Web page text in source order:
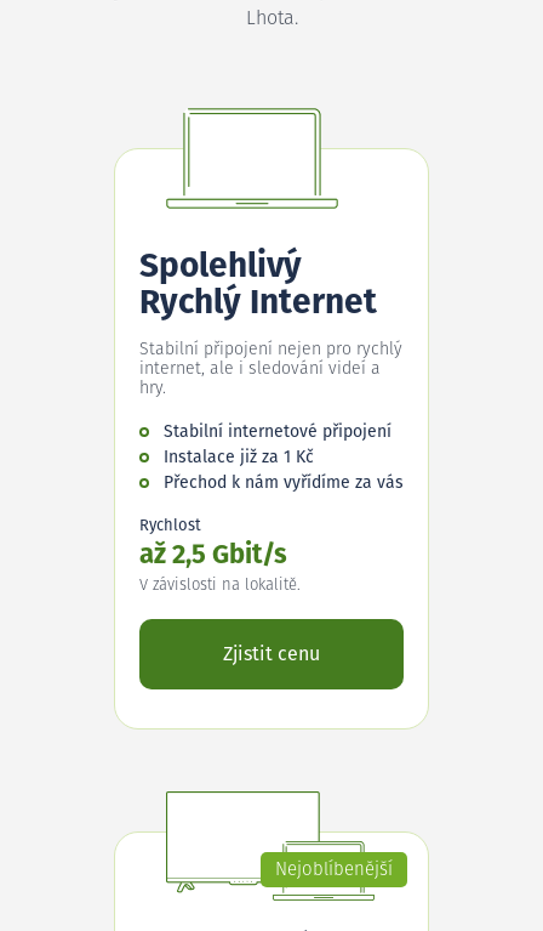
Lhota.
Spolehlivý
Rychlý Internet
Stabilní připojení nejen pro rychlý
internet, ale i sledování videí a
hry.
Stabilní internetové připojení
Instalace již za 1 Kč
Přechod k nám vyřídíme za vás
Rychlost
až 2,5 Gbit/s
V závislosti na lokalitě.
Zjistit cenu
Nejoblíbenější